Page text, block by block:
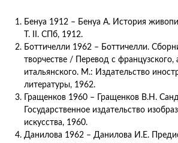
Бенуа 1912 – Бенуа А. История
Т. II. СПб, 1912.
Боттичелли 1962 – Боттичелли.
творчестве / Перевод с французского,
итальянского. М.: Издательство
литературы, 1962.
Гращенков 1960 – Гращенков В.Н.
Государственное издательство
искусства, 1960.
Данилова 1962 – Данилова И.Е.